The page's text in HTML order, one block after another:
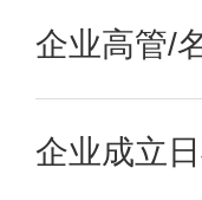
企业高管/
企业成立